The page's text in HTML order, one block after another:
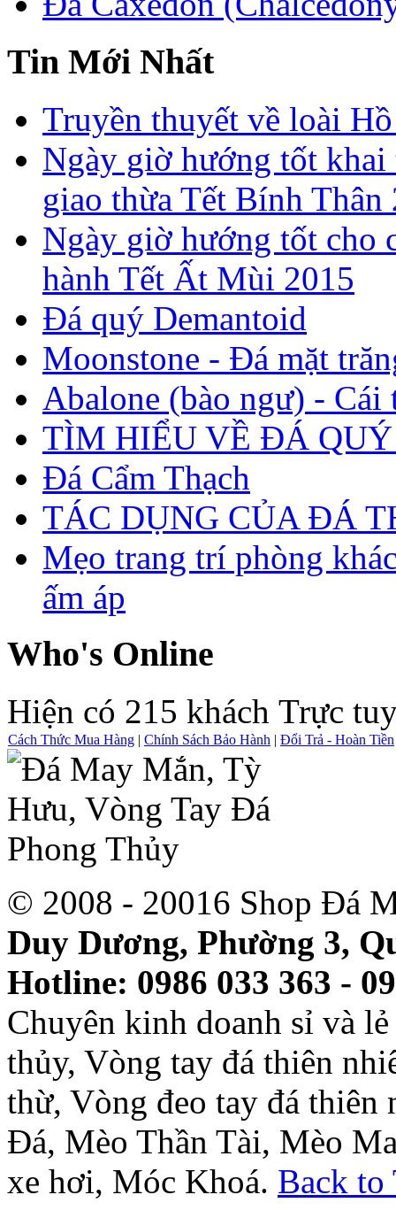
Tin Mới Nhất
Truyền thuyết về loài
Ngày giờ hướng tốt
giao thừa Tết Bính Thân
Ngày giờ hướng tốt cho
hành Tết Ất Mùi 2015
Đá quý Demantoid
Moonstone - Đá mặt
Abalone (bào ngư) - Cái
TÌM HIỂU VỀ ĐÁ QUÝ
Đá Cẩm Thạch
TÁC DỤNG CỦA ĐÁ
Mẹo trang trí phòng
ấm áp
Who's Online
Hiện có 215 khách Trực
Cách Thức Mua Hàng | Chính Sách Bảo Hành | Đổi Trả - Hoàn Tiền
© 2008 - 20016 Shop Đá
Duy Dương, Phường 3,
Hotline: 0986 033 363 -
Chuyên kinh doanh sỉ và
thủy, Vòng tay đá thiên
thừ, Vòng đeo tay đá thiên
Đá, Mèo Thần Tài, Mèo
xe hơi, Móc Khoá. Back to